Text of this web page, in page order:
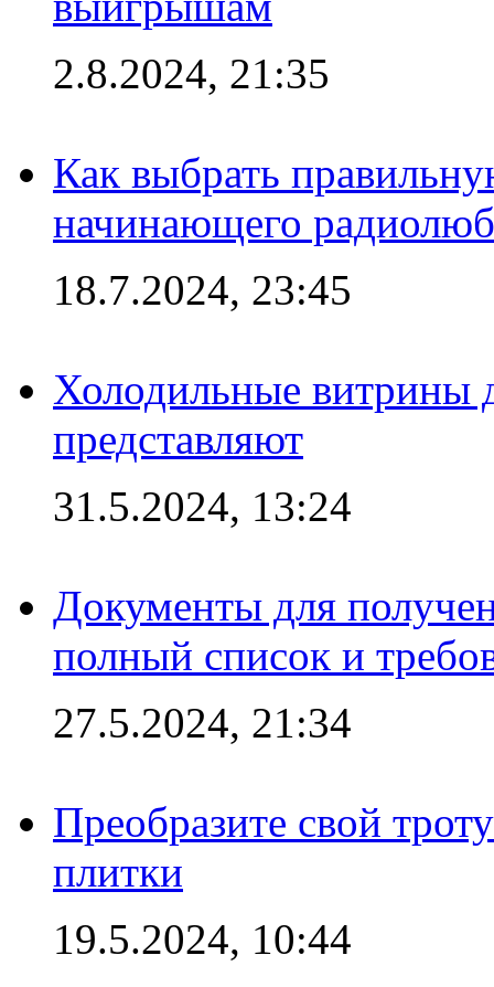
2.8.2024, 21:35
Как выбрать
начинающего
18.7.2024, 23:45
Холодильные витрины
представляют
31.5.2024, 13:24
Документы для
полный список и
27.5.2024, 21:34
Преобразите свой
плитки
19.5.2024, 10:44